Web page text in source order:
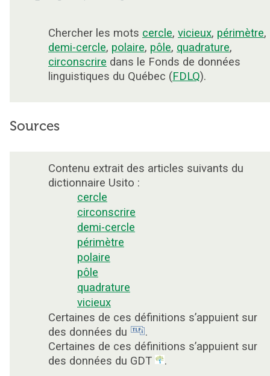
Chercher les mots cercle, vicieux, périmètre,
demi-cercle, polaire, pôle, quadrature,
circonscrire dans le Fonds de données
linguistiques du Québec (FDLQ).
Sources
Contenu extrait des articles suivants du
dictionnaire Usito :
cercle
circonscrire
demi-cercle
périmètre
polaire
pôle
quadrature
vicieux
Certaines de ces définitions s’appuient sur
des données du
.
Certaines de ces définitions s’appuient sur
des données du GDT
.